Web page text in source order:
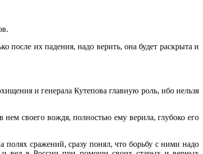
после их падения, надо верить, она будет раскрыта и
и генерала Кутепова главную роль, ибо нельзя
своего вождя, полностью ему верила, глубоко его
сражений, сразу понял, что борьбу с ними надо